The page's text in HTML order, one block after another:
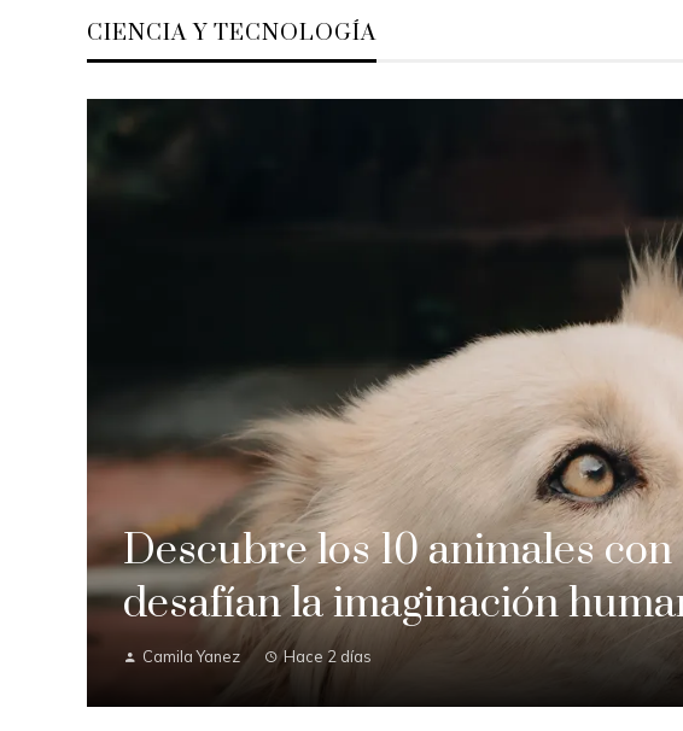
CIENCIA Y TECNOLOGÍA
Descubre los 10 animales
desafían la imaginación
Camila Yanez Hace 2 días
El impacto de 15 ecuaciones en la
evolución del conocimiento y la
Hace 6 días